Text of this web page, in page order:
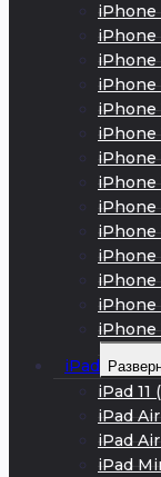
iPhone
iPhone
iPhone
iPhone
iPhone
iPhone
iPhone
iPhone
iPhone
iPhone
iPhone
iPhone
iPhone
iPhone
iPad
iPad 11
iPad
iPad
iPad